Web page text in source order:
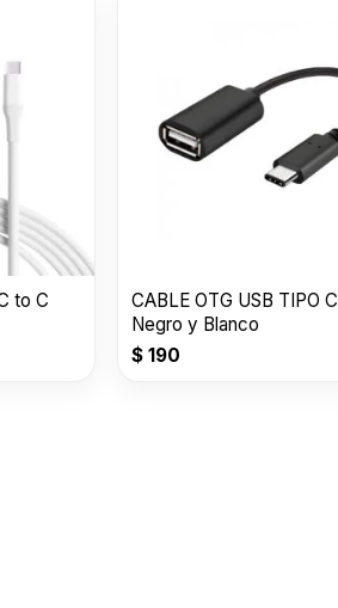
to C
CABLE OTG USB TIPO
Negro y Blanco
$190